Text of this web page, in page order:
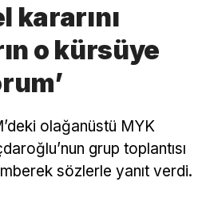
kararını
o kürsüye
olağanüstü MYK
grup toplantısı
sözlerle yanıt verdi.